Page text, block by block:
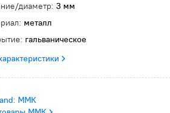
диаметр: 3 мм
металл
гальваническое